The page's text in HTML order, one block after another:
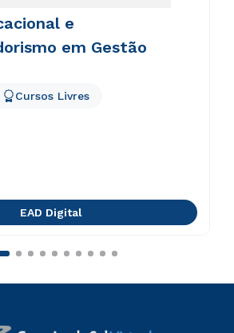
e
em Gestão
Cursos Livres
EAD Digital